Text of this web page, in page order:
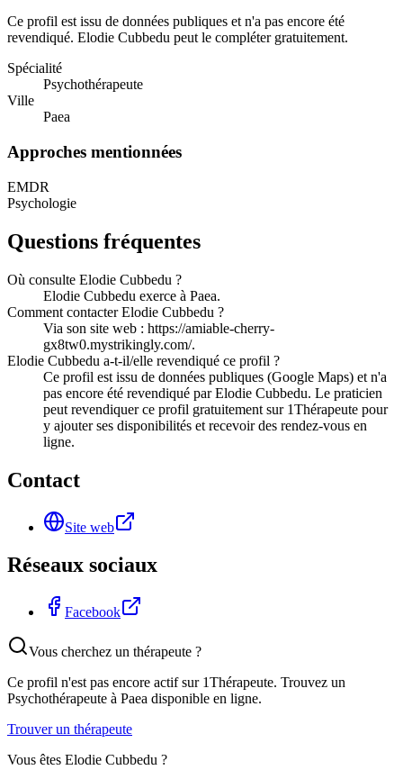
Ce profil est issu de données publiques et n'a pas encore été
revendiqué. Elodie Cubbedu peut le compléter gratuitement.
Spécialité
Psychothérapeute
Ville
Paea
Approches mentionnées
EMDR
Psychologie
Questions fréquentes
Où consulte Elodie Cubbedu ?
Elodie Cubbedu exerce à Paea.
Comment contacter Elodie Cubbedu ?
Via son site web : https://amiable-cherry-
gx8tw0.mystrikingly.com/.
Elodie Cubbedu a-t-il/elle revendiqué ce profil ?
Ce profil est issu de données publiques (Google Maps) et n'a
pas encore été revendiqué par Elodie Cubbedu. Le praticien
peut revendiquer ce profil gratuitement sur 1Thérapeute pour
y ajouter ses disponibilités et recevoir des rendez-vous en
ligne.
Contact
Site web
Réseaux sociaux
Facebook
Vous cherchez un thérapeute ?
Ce profil n'est pas encore actif sur 1Thérapeute. Trouvez un
Psychothérapeute à Paea disponible en ligne.
Trouver un thérapeute
Vous êtes Elodie Cubbedu ?